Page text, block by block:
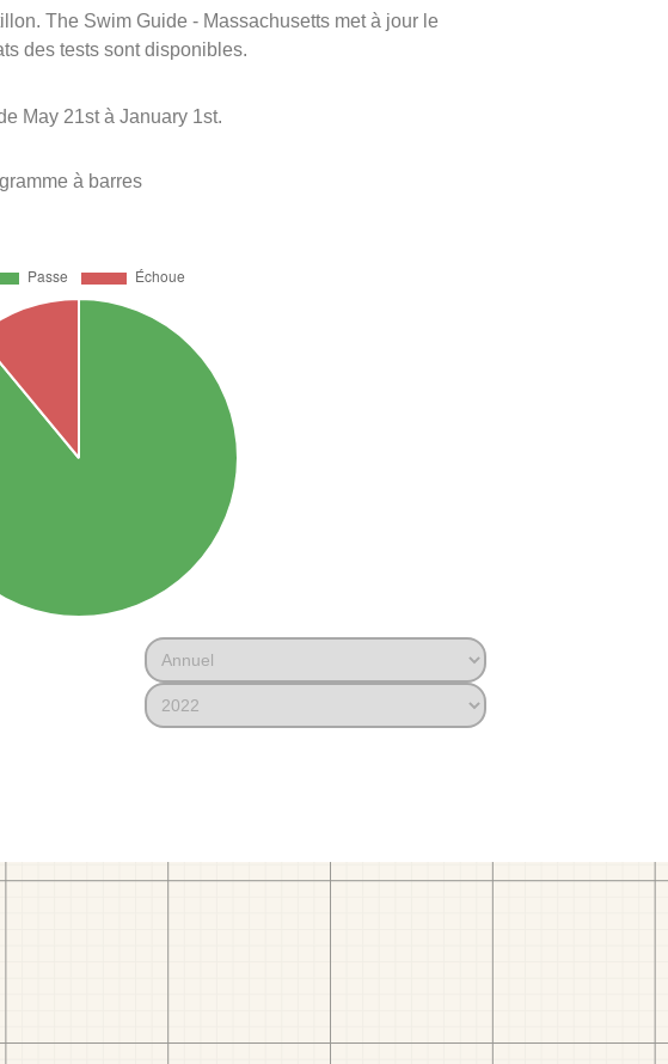
The Swim Guide - Massachusetts met à jour le
des tests sont disponibles.
May 21st à January 1st.
à barres